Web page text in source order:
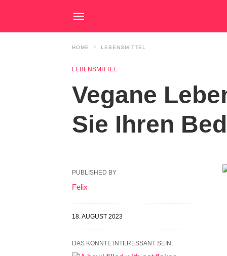
HOME LEBENSMITTEL
LEBENSMITTEL
Vegane
Sie Ihren
PUBLISHED BY
Felix
18. AUGUST 2023
DAS KÖNNTE INTERESSANT SEIN: